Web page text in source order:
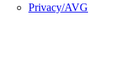
Privacy/AVG